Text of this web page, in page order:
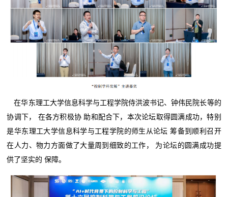
在华东理工大学信息科学与工程学院侍洪波书记、钟伟民院长等的
协调下， 在各方积极协 助和配合下，本次论坛取得圆满成功，特别
是华东理工大学信息科学与工程学院的师生从论坛 筹备到顺利召开
在人力、物力方面做了大量周到细致的工作， 为论坛的圆满成功提
供了坚实的 保障。